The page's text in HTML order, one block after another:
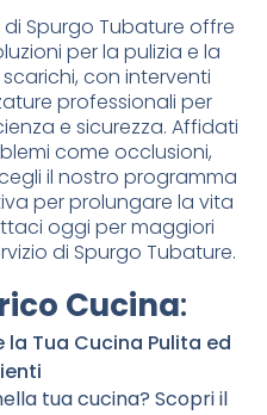
di Spurgo Tubature offre
per la pulizia e la
con interventi
professionali per
e sicurezza. Affidati
come occlusioni,
il nostro programma
per prolungare la vita
oggi per maggiori
di Spurgo Tubature.
Cucina:
la Tua Cucina Pulita ed
tua cucina? Scopri il